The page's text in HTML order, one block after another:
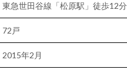
東急世田谷線「松原駅」徒歩12分
72戸
2015年2月